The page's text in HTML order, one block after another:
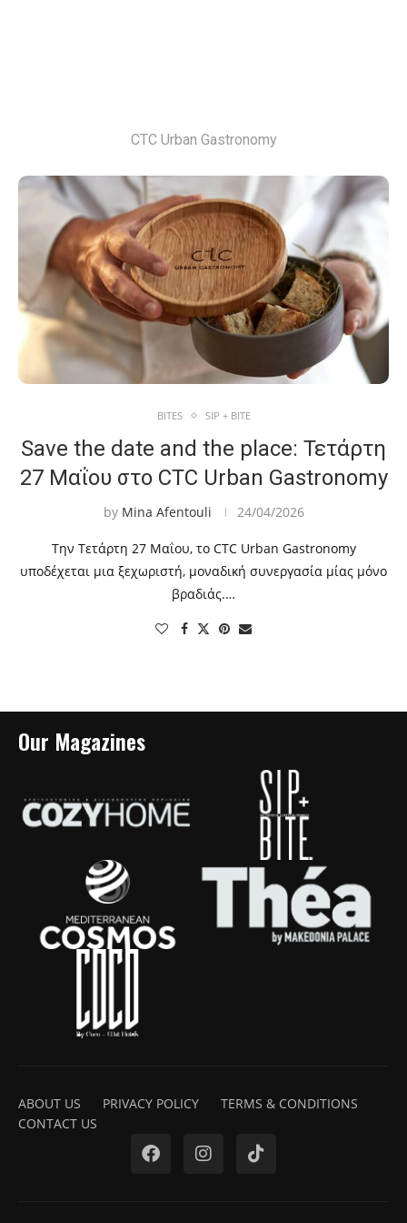
CTC Urban Gastronomy
BITES SIP + BITE
Save the date and the place: Τετάρτη
27 Μαΐου στο CTC Urban Gastronomy
by Mina Afentouli 24/04/2026
Την Τετάρτη 27 Μαΐου, το CTC Urban Gastronomy
υποδέχεται μια ξεχωριστή, μοναδική συνεργασία μίας μόνο
βραδιάς.…
Our Magazines
ABOUT US PRIVACY POLICY
TERMS & CONDITIONS
CONTACT US